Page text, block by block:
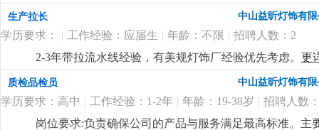
扣水电费，全勤100元，满半年工龄奖50元，最高300元
生产拉长 中山益昕灯饰有
学历要求： | 工作经验：应届生 | 年龄：不限 | 招聘人数：2
2-3年带拉流水线经验，有美规灯饰厂经验优先考虑。 更
质检品检员 中山益昕灯饰有
学历要求：高中 | 工作经验：1-2年 | 年龄：19-38岁 | 招聘人数
岗位要求:负责确保公司的产品与服务满足最高标准。